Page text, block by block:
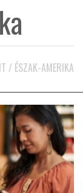
/ ÉSZAK-AMERIKA